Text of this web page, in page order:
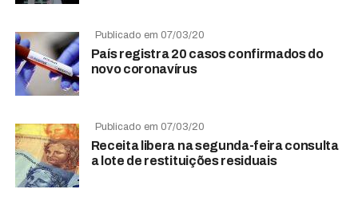
Publicado em 07/03/20
País registra 20 casos confirmados do
novo coronavírus
Publicado em 07/03/20
Receita libera na segunda-feira consulta
a lote de restituições residuais